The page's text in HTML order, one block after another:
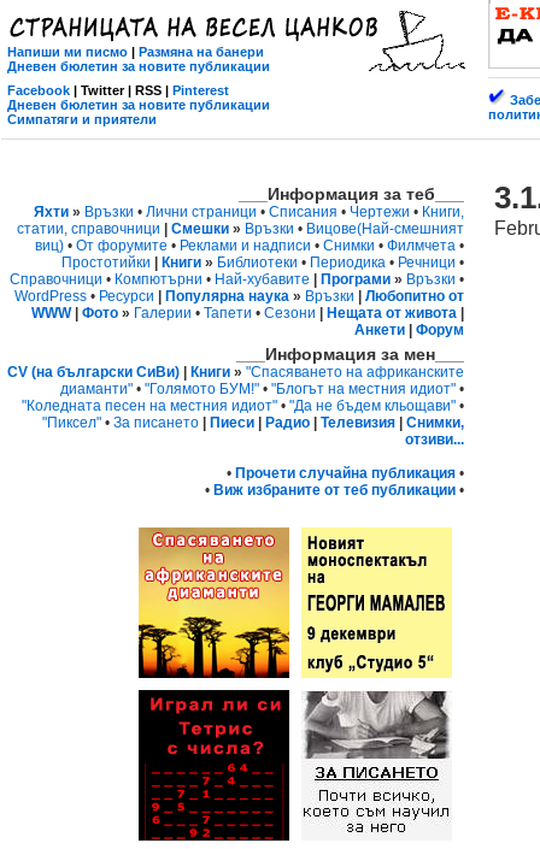
Напиши ми писмо | Размяна на банери
Дневен бюлетин за новите публикации
Facebook | Twitter | RSS | Pinterest
Дневен бюлетин за новите публикации
Симпатяги и приятели
___Информация за теб___
Яхти » Връзки • Лични страници • Списания • Чертежи • Книги,
статии, справочници
Смешки » Връзки • Вицове(Най-смешният
виц) • От форумите • Реклами и надписи • Снимки • Филмчета •
Простотийки
Книги » Библиотеки • Периодика • Речници •
Справочници • Компютърни • Най-хубавите Програми » Връзки •
WordPress • Ресурси Популярна наука » Връзки
Любопитно от
WWW| Фото » Галерии • Тапети • Сезони Нещата от живота
Анкети
Форум
___Информация за мен___
CV (на български СиВи) Книги » "Спасяването на африканските
диаманти" • "Голямото БУМ!" • "Блогът на местния идиот" •
"Коледната песен на местния идиот" • "Да не бъдем кльощави" •
"Пиксел" • За писането Пиеси Радио Телевизия
Снимки,
отзиви...
• Прочети случайна публикация •
• Виж избраните от теб публикации •